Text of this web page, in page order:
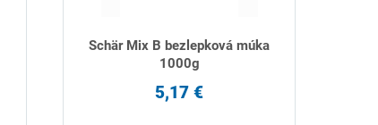
Schär Mix B bezlepková múka
1000g
5,17 €